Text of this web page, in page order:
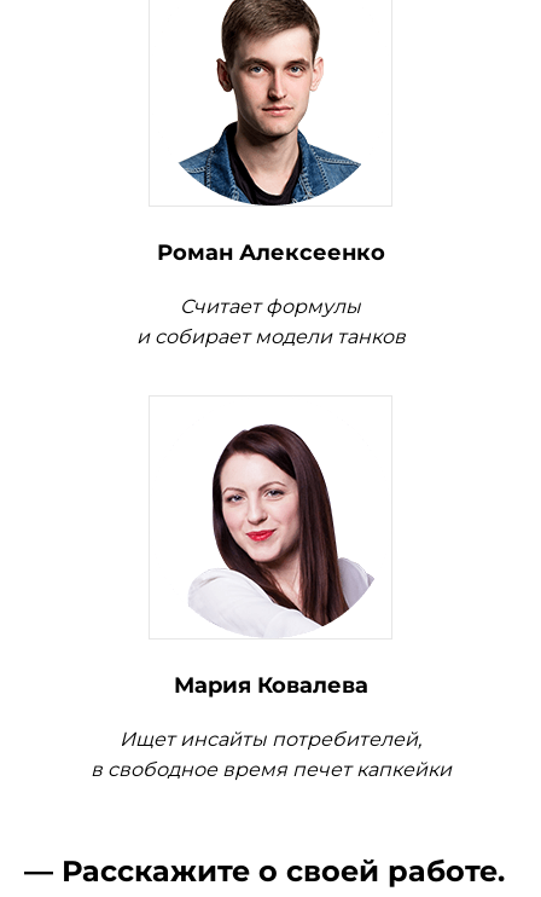
Роман Алексеенко
Считает формулы
и собирает модели танков
Мария Ковалева
Ищет инсайты потребителей,
в свободное время печет капкейки
— Расскажите о своей работе.